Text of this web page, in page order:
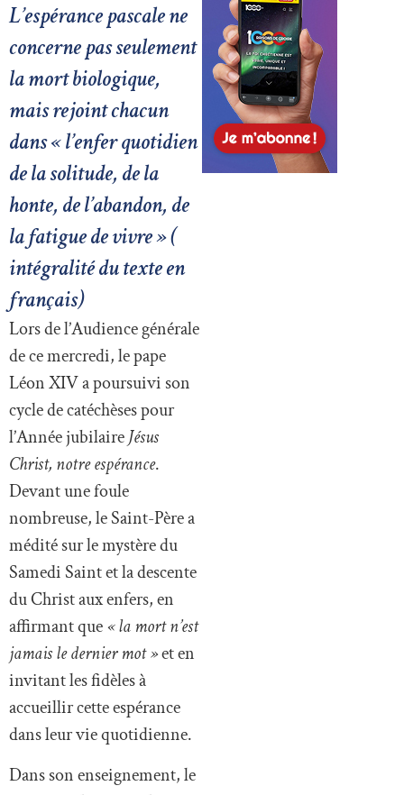
L’espérance pascale ne
concerne pas seulement
la mort biologique,
mais rejoint chacun
dans « l’enfer quotidien
de la solitude, de la
honte, de l’abandon, de
la fatigue de vivre » (
intégralité du texte en
français)
Lors de l’Audience générale
de ce mercredi, le pape
Léon XIV a poursuivi son
cycle de catéchèses pour
l’Année jubilaireJésus
Christ, notre espérance.
Devant une foule
nombreuse, le Saint-Père a
médité sur le mystère du
Samedi Saint et la descente
du Christ aux enfers, en
affirmant que« la mort n’est
jamais le dernier mot »et en
invitant les fidèles à
accueillir cette espérance
dans leur vie quotidienne.
Dans son enseignement, le